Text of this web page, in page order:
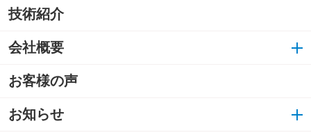
技術紹介
会社概要
お客様の声
お知らせ